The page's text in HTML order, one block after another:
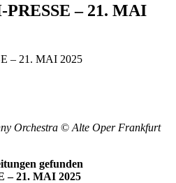
– 21. MAI
Orchestra © Alte Oper Frankfurt
gefunden
– 21. MAI 2025